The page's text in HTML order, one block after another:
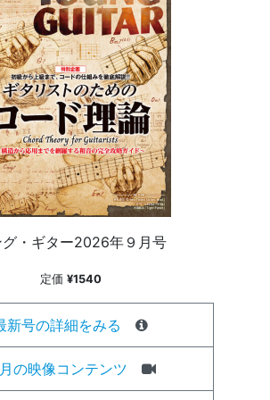
グ・ギター2026年９月号
定価 ¥1540
新号の詳細をみる
の映像コンテンツ